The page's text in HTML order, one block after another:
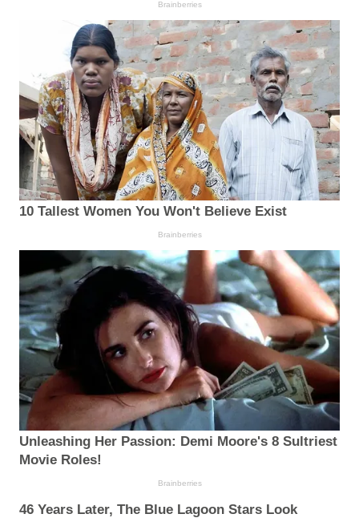
Brainberries
10 Tallest Women You Won't Believe Exist
Brainberries
Unleashing Her Passion: Demi Moore's 8 Sultriest
Movie Roles!
Brainberries
46 Years Later, The Blue Lagoon Stars Look